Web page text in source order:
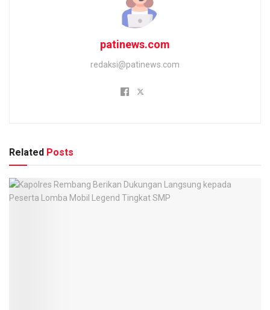
patinews.com
redaksi@patinews.com
Related Posts